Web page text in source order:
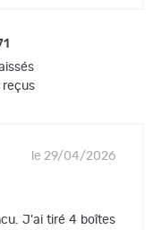
reçus
le 29/04/2026
J'ai tiré 4 boîtes